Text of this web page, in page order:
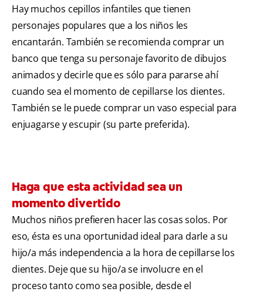
Hay muchos cepillos infantiles que tienen
personajes populares que a los niños les
encantarán. También se recomienda comprar un
banco que tenga su personaje favorito de dibujos
animados y decirle que es sólo para pararse ahí
cuando sea el momento de cepillarse los dientes.
También se le puede comprar un vaso especial para
enjuagarse y escupir (su parte preferida).
Haga que esta actividad sea un
momento divertido
Muchos niños prefieren hacer las cosas solos. Por
eso, ésta es una oportunidad ideal para darle a su
hijo/a más independencia a la hora de cepillarse los
dientes. Deje que su hijo/a se involucre en el
proceso tanto como sea posible, desde el